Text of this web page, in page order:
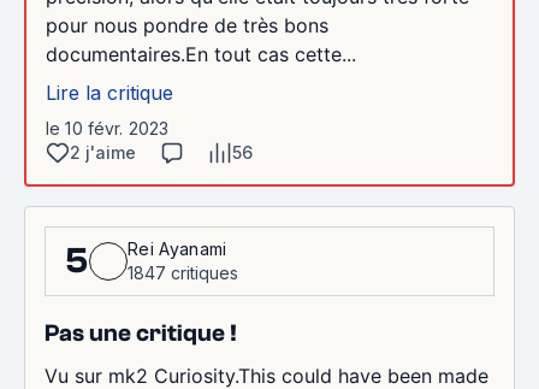
pour nous pondre de très bons
documentaires.En tout cas cette...
Lire la critique
le 10 févr. 2023
2 j'aime
56
5
Rei Ayanami
1847 critiques
Pas une critique !
Vu sur mk2 Curiosity.This could have been made